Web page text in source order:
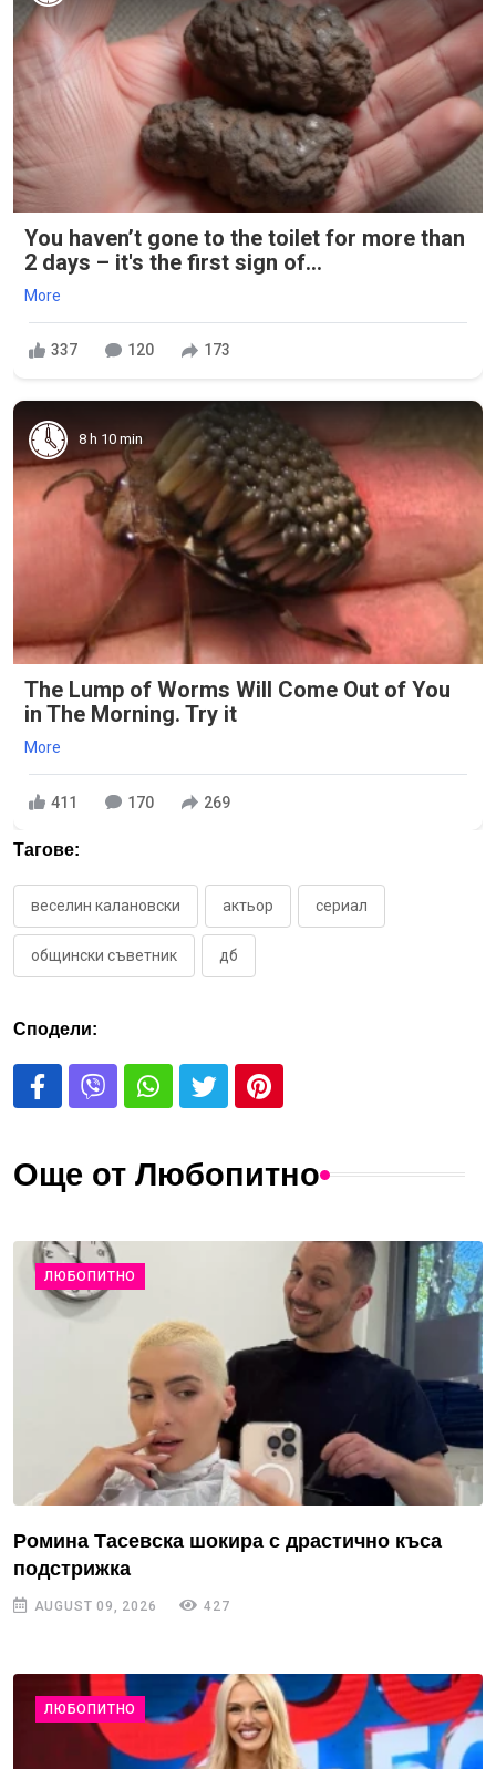
You haven’t gone to the toilet for more than
2 days – it's the first sign of...
More
337 120 173
8 h 10 min
The Lump of Worms Will Come Out of You
in The Morning. Try it
More
411 170 269
Тагове:
веселин калановски актьор сериал
общински съветник дб
Сподели:
Още от Любопитно
ЛЮБОПИТНО
Ромина Тасевска шокира с драстично къса
подстрижка
AUGUST 09, 2026 427
ЛЮБОПИТНО